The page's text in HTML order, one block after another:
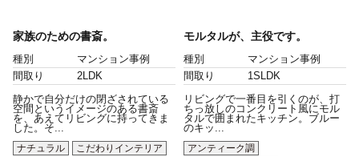
家族のための書斎。
種別
マンション事例
間取り
2LDK
静かで自分だけの閉ざされている
空間というイメージのある書斎
を、あえてリビングに持ってきま
した。そ...
ナチュラル
こだわりインテリア
モルタルが、主役です。
種別
マンション事例
間取り
1SLDK
リビングで一番目を引くのが、打
ちっ放しのコンクリート風にモル
タルで囲まれたキッチン。ブルー
のキッ...
アンティーク調